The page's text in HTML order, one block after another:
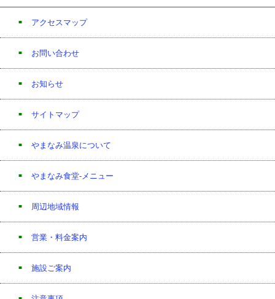
アクセスマップ
お問い合わせ
お知らせ
サイトマップ
やまなみ温泉について
やまなみ食堂-メニュー
周辺地域情報
営業・料金案内
施設ご案内